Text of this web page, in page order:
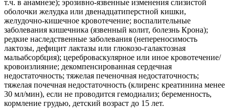
т.ч. в анамнезе); эрозивно-язвенные изменения слизистой
оболочки желудка или двенадцатиперстной кишки,
желудочно-кишечное кровотечение; воспалительные
заболевания кишечника (язвенный колит, болезнь Крона);
редкие наследственные заболевания (непереносимость
лактозы, дефицит лактазы или глюкозо-галактозная
мальабсорбция); цереброваскулярное или иное кровотечение/
кровоизлияние; декомпенсированная сердечная
недостаточность; тяжелая печеночная недостаточность;
тяжелая почечная недостаточность (клиренс креатинина менее
30 мл/мин), если не проводится гемодиализ; беременность,
кормление грудью, детский возраст до 15 лет.